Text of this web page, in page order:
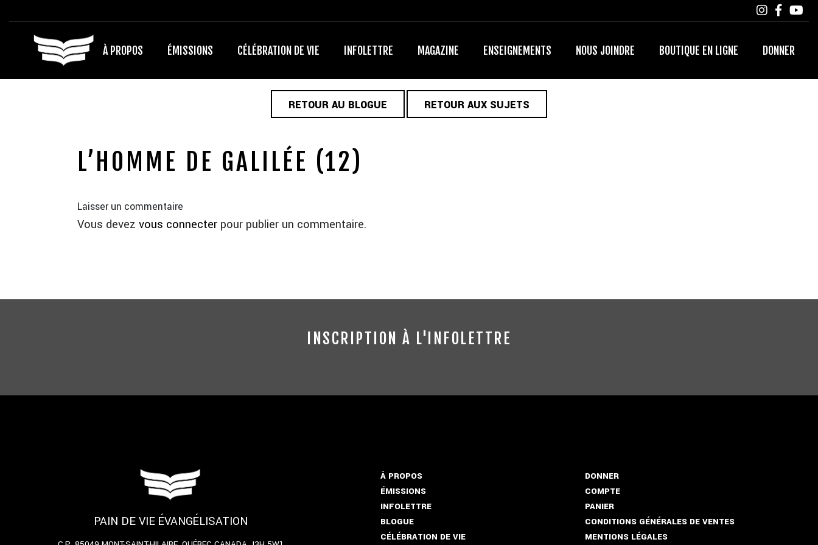
À PROPOS ÉMISSIONS CÉLÉBRATION DE VIE INFOLETTRE MAGAZINE ENSEIGNEMENTS NOUS JOINDRE BOUTIQUE EN LIGNE DONNER
RETOUR AU BLOGUE RETOUR AUX SUJETS
L’HOMME DE GALILÉE (12)
Laisser un commentaire
Vous devez vous connecter pour publier un commentaire.
INSCRIPTION À L'INFOLETTRE
PAIN DE VIE ÉVANGÉLISATION
À PROPOS
ÉMISSIONS
INFOLETTRE
BLOGUE
CÉLÉBRATION DE VIE
DONNER
COMPTE
PANIER
CONDITIONS GÉNÉRALES DE VENTES
MENTIONS LÉGALES